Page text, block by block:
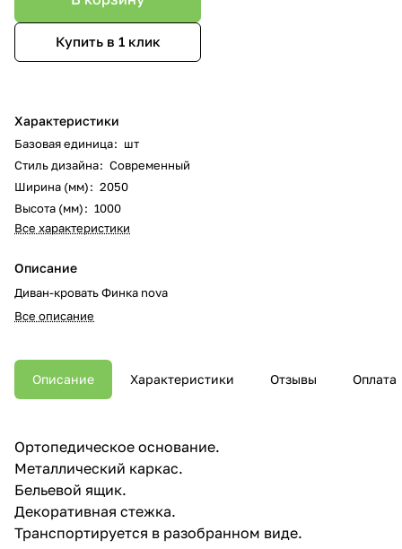
Купить в 1 клик
Характеристики
Базовая единица: шт
Стиль дизайна: Современный
Ширина (мм): 2050
Высота (мм): 1000
Все характеристики
Описание
Диван-кровать Финка nova
Все описание
Описание Характеристики Отзывы Оплата
Ортопедическое основание.
Металлический каркас.
Бельевой ящик.
Декоративная стежка.
Транспортируется в разобранном виде.